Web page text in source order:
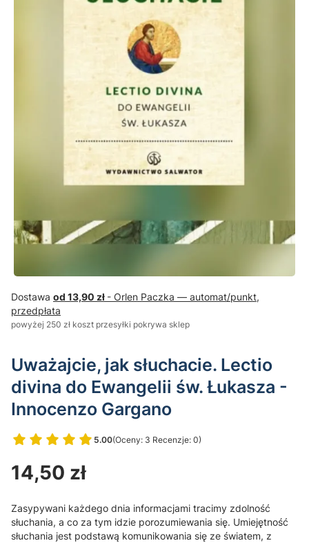
Dostawa od 13,90 zł - Orlen Paczka — automat/punkt,
przedpłata
powyżej 250 zł koszt przesyłki pokrywa sklep
Uważajcie, jak słuchacie. Lectio
divina do Ewangelii św. Łukasza -
Innocenzo Gargano
5.00(Oceny: 3 Recenzje: 0)
Przejdź do sekcji Opinie
Cena
14,50 zł
Zasypywani każdego dnia informacjami tracimy zdolność
słuchania, a co za tym idzie porozumiewania się. Umiejętność
słuchania jest podstawą komunikowania się ze światem, z